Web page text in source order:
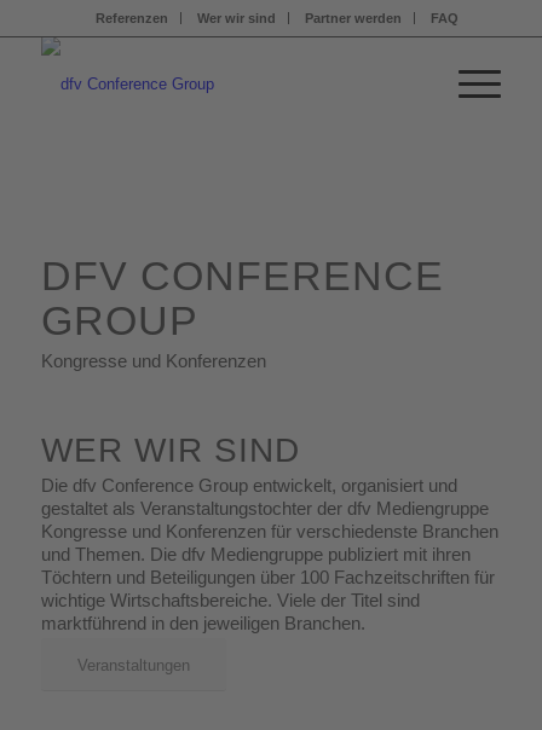
Referenzen Wer wir sind Partner werden FAQ
DFV CONFERENCE
GROUP
Kongresse und Konferenzen
WER WIR SIND
Die dfv Conference Group entwickelt, organisiert und
gestaltet als Veranstaltungstochter der dfv Mediengruppe
Kongresse und Konferenzen für verschiedenste Branchen
und Themen. Die dfv Mediengruppe publiziert mit ihren
Töchtern und Beteiligungen über 100 Fachzeitschriften für
wichtige Wirtschaftsbereiche. Viele der Titel sind
marktführend in den jeweiligen Branchen.
Veranstaltungen